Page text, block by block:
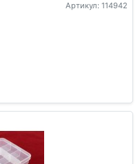
Артикул: 114942